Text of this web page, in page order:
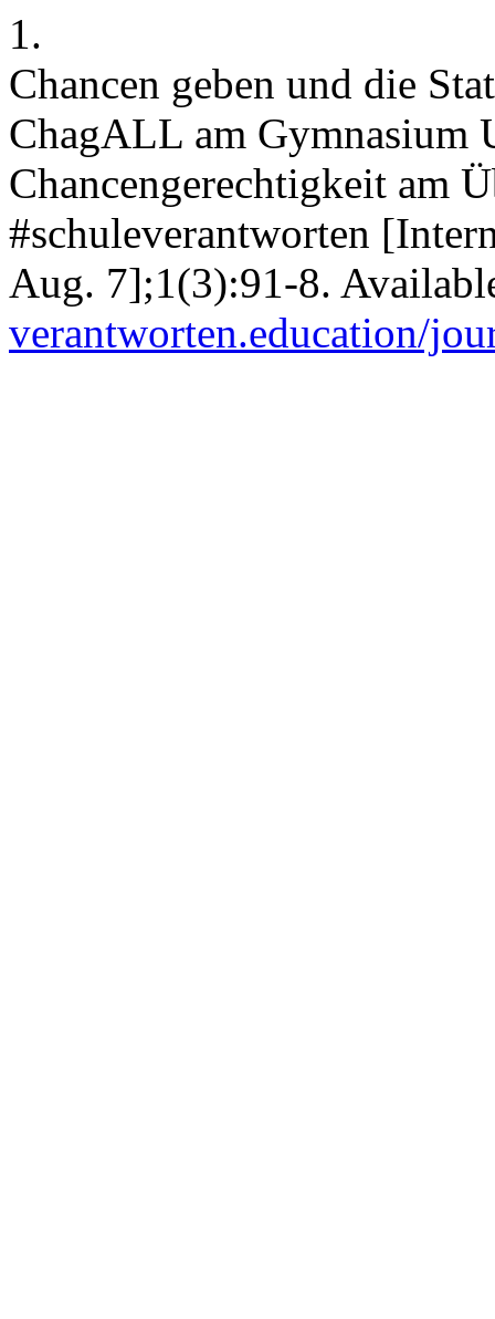
1.
Chancen geben und die
ChagALL am Gymnasium
Chancengerechtigkeit am
#schuleverantworten
Aug. 7];1(3):91-8.
verantworten.education/